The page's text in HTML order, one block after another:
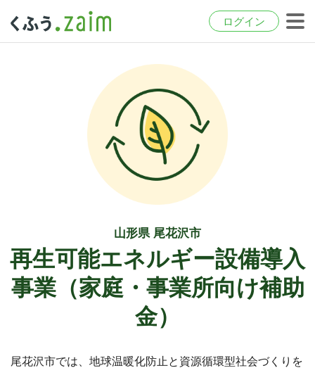
ログイン
山形県 尾花沢市
再生可能エネルギー設備導入
事業（家庭・事業所向け補助
金）
尾花沢市では、地球温暖化防止と資源循環型社会づくりを